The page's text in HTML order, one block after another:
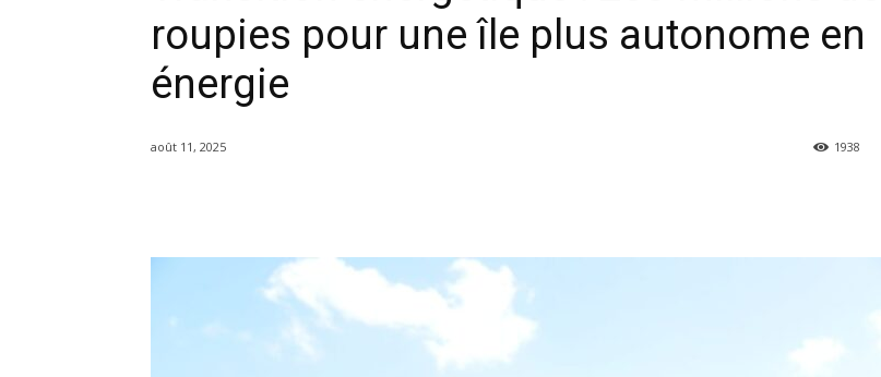
roupies pour une île plus autonome en
énergie
août 11, 2025 1938